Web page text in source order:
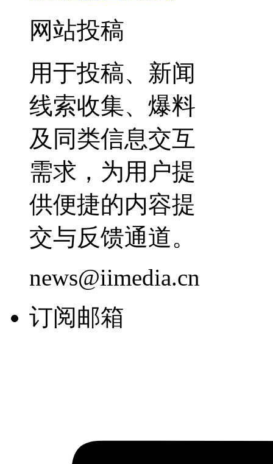
网站投稿
用于投稿、新闻
线索收集、爆料
及同类信息交互
需求，为用户提
供便捷的内容提
交与反馈通道。
news@iimedia.cn
订阅邮箱